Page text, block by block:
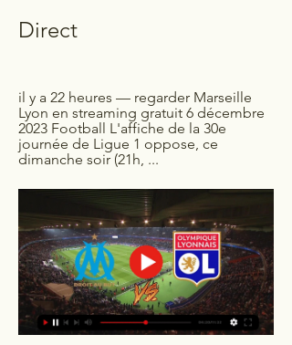
Direct
il y a 22 heures — regarder Marseille
Lyon en streaming gratuit 6 décembre
2023 Football L'affiche de la 30e
journée de Ligue 1 oppose, ce
dimanche soir (21h, ...